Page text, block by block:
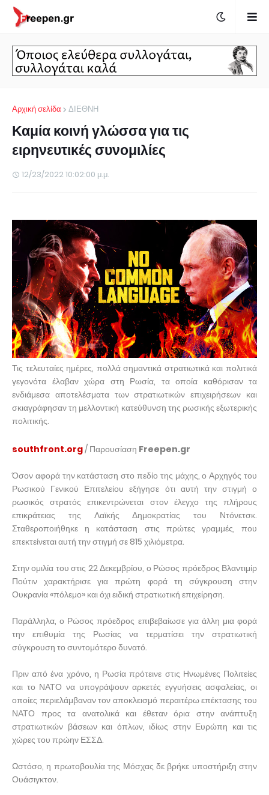
Αρχική σελίδα ΔΙΕΘΝΗ
Καμία κοινή γλώσσα για τις
ειρηνευτικές συνομιλίες
12/23/2022 10:02:00 μ.μ.
Τις τελευταίες ημέρες, πολλά σημαντικά στρατιωτικά και πολιτικά
γεγονότα έλαβαν χώρα στη Ρωσία, τα οποία καθόρισαν τα
ενδιάμεσα αποτελέσματα των στρατιωτικών επιχειρήσεων και
σκιαγράφησαν τη μελλοντική κατεύθυνση της ρωσικής εξωτερικής
πολιτικής.
southfront.org/ Παρουσίαση Freepen.gr
Όσον αφορά την κατάσταση στο πεδίο της μάχης, ο Αρχηγός του
Ρωσικού Γενικού Επιτελείου εξήγησε ότι αυτή την στιγμή ο
ρωσικός στρατός επικεντρώνεται στον έλεγχο της πλήρους
επικράτειας της Λαϊκής Δημοκρατίας του Ντόνετσκ.
Σταθεροποιήθηκε η κατάσταση στις πρώτες γραμμές, που
επεκτείνεται αυτή την στιγμή σε 815 χιλιόμετρα.
Στην ομιλία του στις 22 Δεκεμβρίου, ο Ρώσος πρόεδρος Βλαντιμίρ
Πούτιν χαρακτήρισε για πρώτη φορά τη σύγκρουση στην
Ουκρανία «πόλεμο» και όχι ειδική στρατιωτική επιχείρηση.
Παράλληλα, ο Ρώσος πρόεδρος επιβεβαίωσε για άλλη μια φορά
την επιθυμία της Ρωσίας να τερματίσει την στρατιωτική
σύγκρουση το συντομότερο δυνατό.
Πριν από ένα χρόνο, η Ρωσία πρότεινε στις Ηνωμένες Πολιτείες
και το ΝΑΤΟ να υπογράψουν αρκετές εγγυήσεις ασφαλείας, οι
οποίες περιελάμβαναν τον αποκλεισμό περαιτέρω επέκτασης του
ΝΑΤΟ προς τα ανατολικά και έθεταν όρια στην ανάπτυξη
στρατιωτικών βάσεων και όπλων, ιδίως στην Ευρώπη και τις
χώρες του πρώην ΕΣΣΔ.
Ωστόσο, η πρωτοβουλία της Μόσχας δε βρήκε υποστήριξη στην
Ουάσιγκτον.